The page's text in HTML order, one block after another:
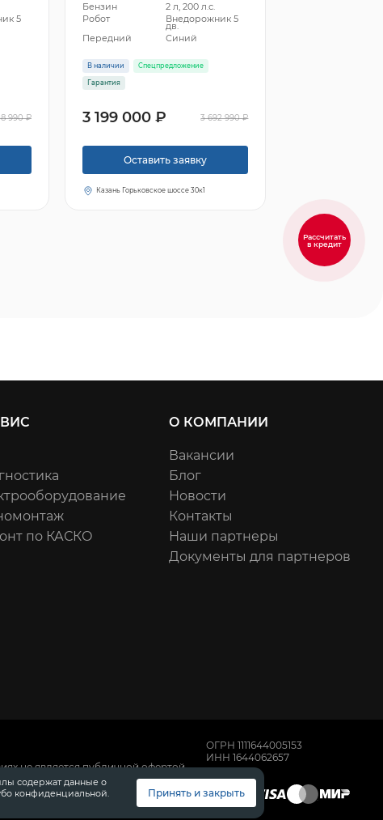
5
990 ₽
Бензин
2 л, 200 л.с.
Робот
Внедорожник 5
дв.
Передний
Синий
В наличии Спецпредложение
Гарантия
3 199 000 ₽ 3 692 990 ₽
Оставить заявку
Казань Горьковское шоссе 30к1
по КАСКО
О КОМПАНИИ
Вакансии
Блог
Новости
Контакты
Наши партнеры
Документы для партнеров
не является публичной офертой,
автомобилей обращайтесь к
техническом обслуживании и
Диалог Авто.
ОГРН 1111644005153
ИНН 1644062657
содержат данные о
конфиденциальной.
Принять и закрыть
Рассчитать
в кредит